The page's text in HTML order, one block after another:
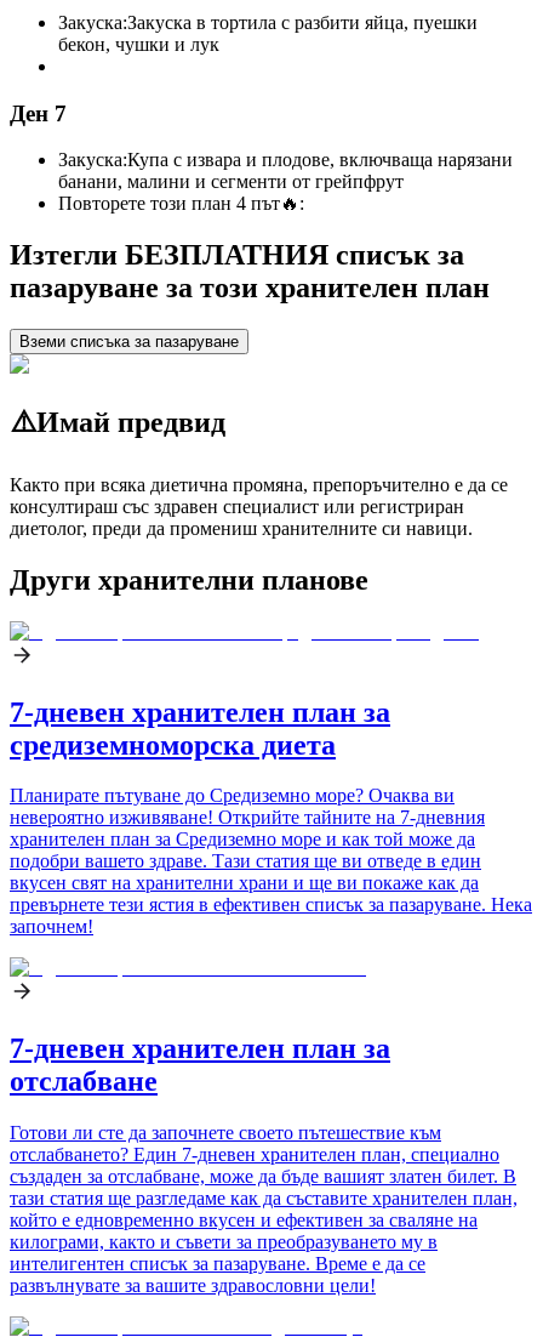
Закуска:Закуска в тортила с разбити яйца, пуешки
бекон, чушки и лук
Ден 7
Закуска:Купа с извара и плодове, включваща нарязани
банани, малини и сегменти от грейпфрут
Повторете този план 4 път🔥:
Изтегли БЕЗПЛАТНИЯ списък за
пазаруване за този хранителен план
Вземи списъка за пазаруване
⚠️Имай предвид
Както при всяка диетична промяна, препоръчително е да се
консултираш със здравен специалист или регистриран
диетолог, преди да промениш хранителните си навици.
Други хранителни планове
7-дневен хранителен план за
средиземноморска диета
Планирате пътуване до Средиземно море? Очаква ви
невероятно изживяване! Открийте тайните на 7-дневния
хранителен план за Средиземно море и как той може да
подобри вашето здраве. Тази статия ще ви отведе в един
вкусен свят на хранителни храни и ще ви покаже как да
превърнете тези ястия в ефективен списък за пазаруване. Нека
започнем!
7-дневен хранителен план за
отслабване
Готови ли сте да започнете своето пътешествие към
отслабването? Един 7-дневен хранителен план, специално
създаден за отслабване, може да бъде вашият златен билет. В
тази статия ще разгледаме как да съставите хранителен план,
който е едновременно вкусен и ефективен за сваляне на
килограми, както и съвети за преобразуването му в
интелигентен списък за пазаруване. Време е да се
развълнувате за вашите здравословни цели!